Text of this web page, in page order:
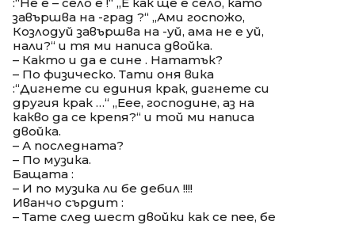
завършва на -град ?“ „Ами госпожо,
Козлодуй завършва на -уй, ама не е уй,
нали?“ и тя ми написа двойка.
– Както и да е сине . Нататък?
– По физическо. Тати оня вика
:“Дигнете си единия крак, дигнете си
другия крак …“ „Еее, господине, аз на
какво да се крепя?“ и той ми написа
двойка.
– А последната?
– По музика.
Бащата :
– И по музика ли бе дебил !!!!
Иванчо сърдит :
– Тате след шест двойки как се пее, бе